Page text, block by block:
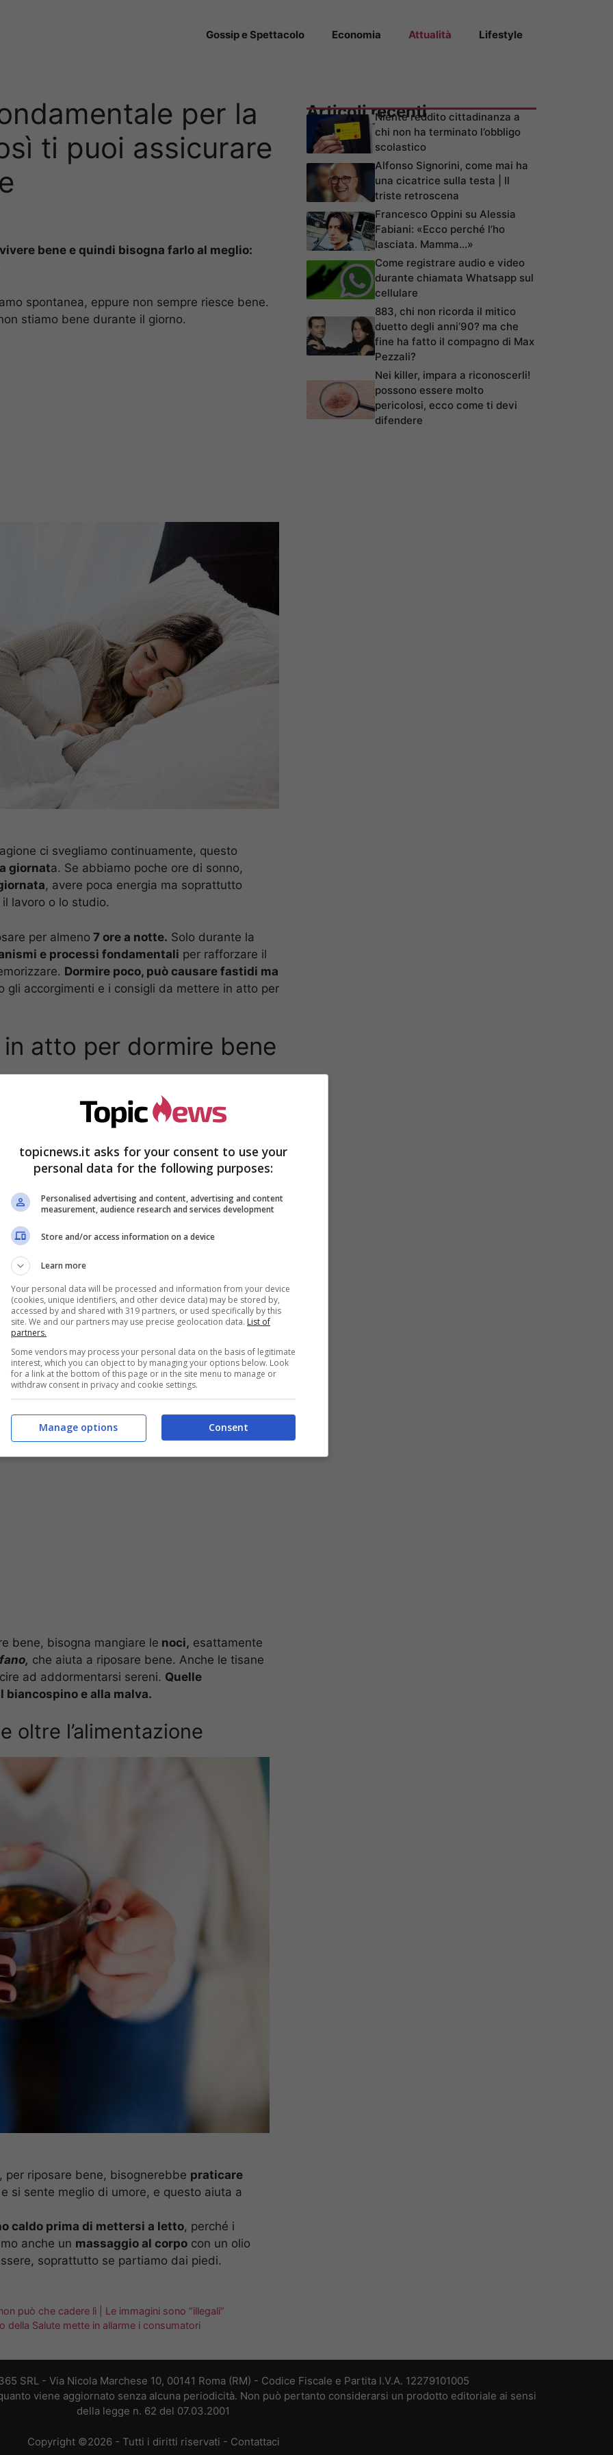
Gossip e Spettacolo Economia Attualità Lifestyle
per la
ti puoi assicurare
bene e quindi bisogna farlo al meglio:
spontanea, eppure non sempre riesce bene.
stiamo bene durante il giorno.
ci svegliamo continuamente, questo
giornata. Se abbiamo poche ore di sonno,
, avere poca energia ma soprattutto
lavoro o lo studio.
per almeno 7 ore a notte. Solo durante la
e processi fondamentali per rafforzare il
Dormire poco, può causare fastidi ma
gli accorgimenti e i consigli da mettere in atto per
atto per dormire bene
abbondanti.
Non bisogna neanche digiunare e
energy drink o caffè o il cioccolato.
alleati efavoriscono il riposo notturno. Questi
di sali minerali
. Tra questi ci sono il pesce, i
e permette di dormire bene. Questo
dell’aumento della serotonina. Aiuta le persone
bene, bisogna mangiare le noci, esattamente
che aiuta a riposare bene. Anche le tisane
ad addormentarsi sereni. Quelle
e alla malva.
oltre l’alimentazione
riposare bene, bisognerebbe praticare
si sente meglio di umore, e questo aiuta a
caldo prima di mettersi a letto, perché i
anche un massaggio al corpo con un olio
soprattutto se partiamo dai piedi.
può che cadere lì | Le immagini sono “illegali”
della Salute mette in allarme i consumatori
Articoli recentiNiente reddito cittadinanza a
chi non ha terminato l’obbligo
scolastico
Alfonso Signorini, come mai ha
una cicatrice sulla testa | Il
triste retroscena
Francesco Oppini su Alessia
Fabiani: «Ecco perché l’ho
lasciata. Mamma…»
Come registrare audio e video
durante chiamata Whatsapp sul
cellulare
883, chi non ricorda il mitico
duetto degli anni’90? ma che
fine ha fatto il compagno di Max
Pezzali?
Nei killer, impara a riconoscerli!
possono essere molto
pericolosi, ecco come ti devi
difendere
SRL - Via Nicola Marchese 10, 00141 Roma (RM) - Codice Fiscale e Partita I.V.A. 12279101005
viene aggiornato senza alcuna periodicità. Non può pertanto considerarsi un prodotto editoriale ai sensi
della legge n. 62 del 07.03.2001
Copyright ©2026 - Tutti i diritti riservati - Contattaci
topicnews.it asks for your consent to use your
personal data for the following purposes:
Personalised advertising and content, advertising and content
measurement, audience research and services development
Store and/or access information on a device
Learn more
Your personal data will be processed and information from your device
(cookies, unique identifiers, and other device data) may be stored by,
accessed by and shared with 319 partners, or used specifically by this
site. We and our partners may use precise geolocation data. List of
partners.
Some vendors may process your personal data on the basis of legitimate
interest, which you can object to by managing your options below. Look
for a link at the bottom of this page or in the site menu to manage or
withdraw consent in privacy and cookie settings.
Consent
Manage options